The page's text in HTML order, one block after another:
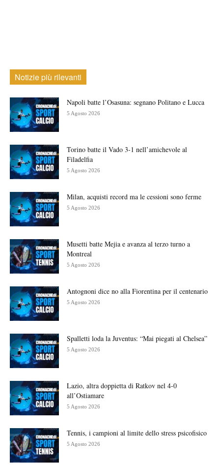
Notizie più rilevanti
Napoli batte l’Osasuna: segnano Politano e Lucca
5 Agosto 2026
Torino batte il Vado 3-1 nell’amichevole al
Filadelfia
5 Agosto 2026
Milan, acquisti record ma le cessioni sono ferme
5 Agosto 2026
Musetti batte Mejia e avanza al terzo turno a
Montreal
5 Agosto 2026
Antognoni dice no alla Fiorentina per il centenario
5 Agosto 2026
Spalletti loda la Juventus: “Mai piegati al Chelsea”
5 Agosto 2026
Lazio, altra doppietta di Ratkov nel 4-0
all’Ostiamare
5 Agosto 2026
Tennis, i campioni al limite dello stress psicofisico
5 Agosto 2026